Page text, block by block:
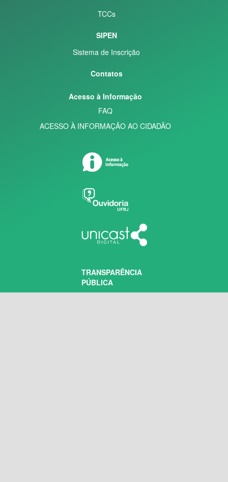
TCCs
SIPEN
Sistema de Inscrição
Contatos
Acesso à Informação
FAQ
ACESSO À INFORMAÇÃO AO CIDADÃO
TRANSPARÊNCIA
PÚBLICA